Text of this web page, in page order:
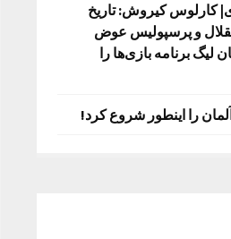
کارلوس کیروش: تاریخ
و پرسپولیس عوض
لیگ برنامه بازی‌ها را
را اینطور شروع کرد!